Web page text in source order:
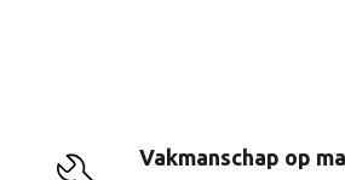
Vakmanschap op